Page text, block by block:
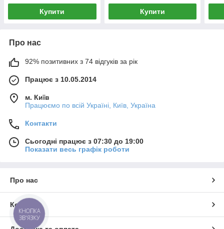
Купити Купити
Про нас
92% позитивних з 74 відгуків за рік
Працює з 10.05.2014
м. Київ
Працюємо по всій Україні, Київ, Україна
Контакти
Сьогодні працює з 07:30 до 19:00
Показати весь графік роботи
Про нас
Контакти
КНОПКА
ЗВ'ЯЗКУ